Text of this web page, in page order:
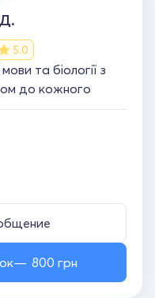
5.0
та біології з
до кожного
800 грн